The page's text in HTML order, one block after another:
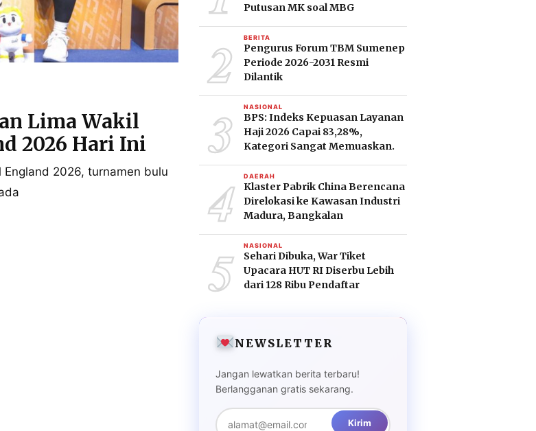
Lima Wakil
2026 Hari Ini
2026, turnamen bulu
Putusan MK soal MBG
2 BERITA
Pengurus Forum TBM Sumenep
Periode 2026-2031 Resmi
Dilantik
3 NASIONAL
BPS: Indeks Kepuasan Layanan
Haji 2026 Capai 83,28%,
Kategori Sangat Memuaskan.
4 DAERAH
Klaster Pabrik China Berencana
Direlokasi ke Kawasan Industri
Madura, Bangkalan
5 NASIONAL
Sehari Dibuka, War Tiket
Upacara HUT RI Diserbu Lebih
dari 128 Ribu Pendaftar
NEWSLETTER
Jangan lewatkan berita terbaru!
Berlangganan gratis sekarang.
Kirim